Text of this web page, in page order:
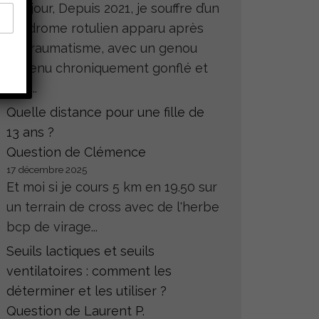
Bonjour, Depuis 2021, je souffre d’un
syndrome rotulien apparu après
un traumatisme, avec un genou
devenu chroniquement gonflé et
très...
Quelle distance pour une fille de
13 ans ?
Question de Clémence
17 décembre 2025
Et moi si je cours 5 km en 19.50 sur
un terrain de cross avec de l'herbe
bcp de virage...
Seuils lactiques et seuils
ventilatoires : comment les
déterminer et les utiliser ?
Question de Laurent P.